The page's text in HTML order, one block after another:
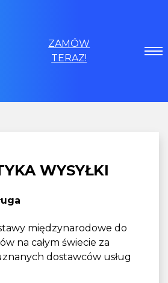
ZAMÓW
TERAZ!
WYSYŁKI
międzynarodowe do
na całym świecie za
dostawców usług